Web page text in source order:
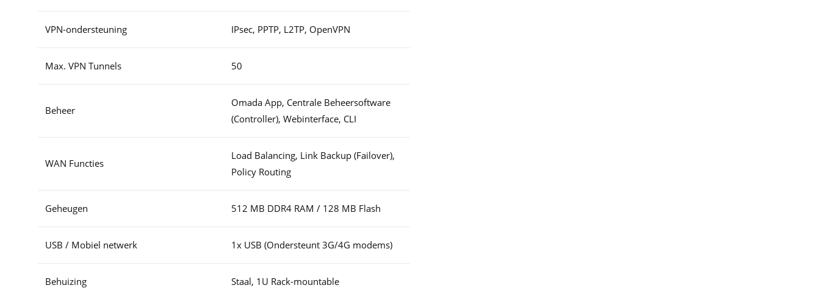
VPN-ondersteuning IPsec, PPTP, L2TP, OpenVPN
Max. VPN Tunnels 50
Beheer
Omada App, Centrale Beheersoftware
(Controller), Webinterface, CLI
WAN Functies
Load Balancing, Link Backup (Failover),
Policy Routing
Geheugen 512 MB DDR4 RAM / 128 MB Flash
USB / Mobiel netwerk 1x USB (Ondersteunt 3G/4G modems)
Behuizing Staal, 1U Rack-mountable